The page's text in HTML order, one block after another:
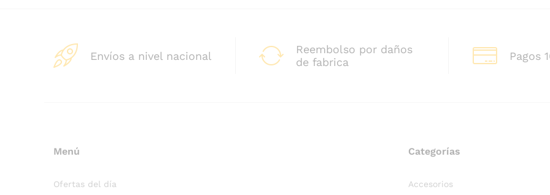
Envíos a nivel nacional
Reembolso por daños
de fabrica
Pagos
Menú
Ofertas del día
Categorías
Accesorios